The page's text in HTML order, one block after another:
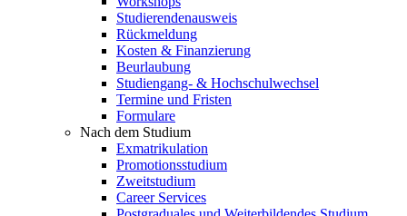
Studierendenausweis
Rückmeldung
Kosten & Finanzierung
Beurlaubung
Studiengang- & Hochschulwechsel
Termine und Fristen
Formulare
Nach dem Studium
Exmatrikulation
Promotionsstudium
Zweitstudium
Career Services